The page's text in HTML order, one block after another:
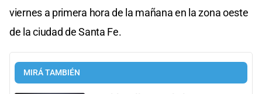
viernes a primera hora de la mañana en la zona oeste
de la ciudad de Santa Fe.
MIRÁ TAMBIÉN